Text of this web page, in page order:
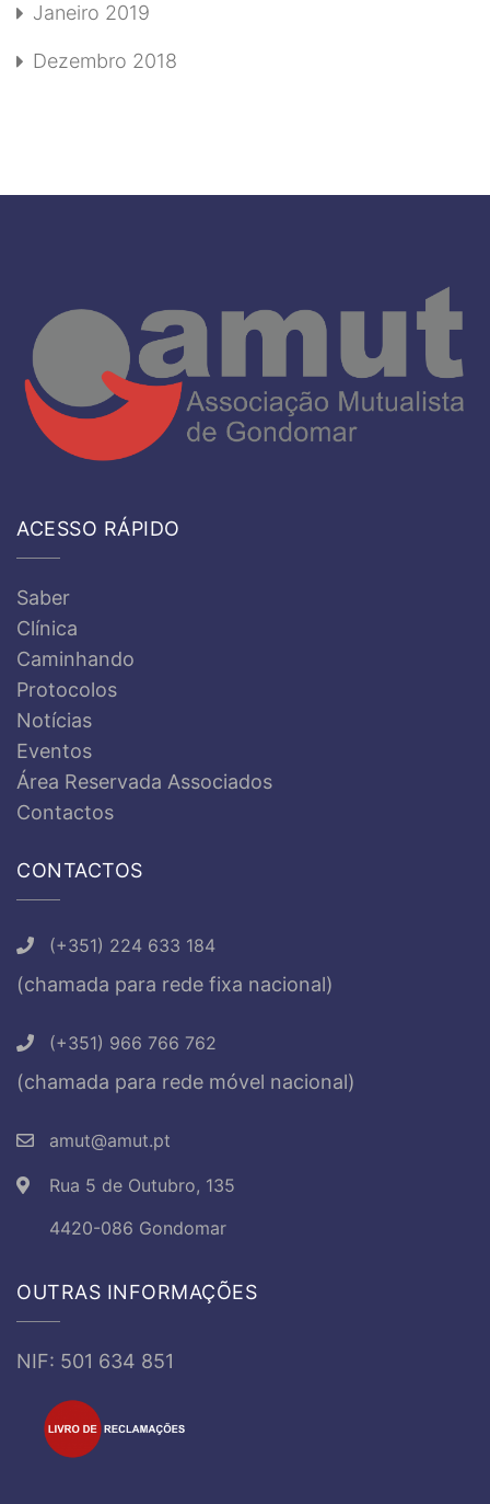
Janeiro 2019
Dezembro 2018
ACESSO RÁPIDO
Saber
Clínica
Caminhando
Protocolos
Notícias
Eventos
Área Reservada Associados
Contactos
CONTACTOS
(+351) 224 633 184
(chamada para rede fixa nacional)
(+351) 966 766 762
(chamada para rede móvel nacional)
amut@amut.pt
Rua 5 de Outubro, 135
4420-086 Gondomar
OUTRAS INFORMAÇÕES
NIF: 501 634 851